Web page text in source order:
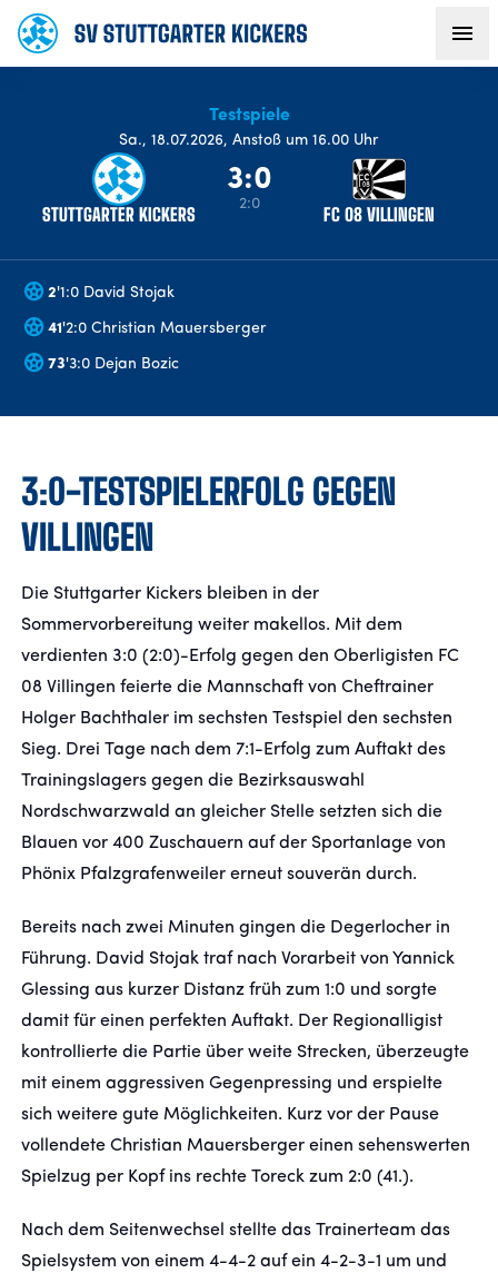
AKTUELLES
VEREIN
FANS
BUSINESS
TICKETS
KONTAKT
Präsentiert von
Testspiele
Sa., 18.07.2026, Anstoß um 16.00 Uhr
STUTTGARTER KICKERS
3:0
2:0 FC 08 VILLINGEN
2'1:0 David Stojak
41 '2:0 Christian Mauersberger
73'3:0 Dejan Bozic
3:0-TESTSPIELERFOLG GEGEN
VILLINGEN
Die Stuttgarter Kickers bleiben in der
Sommervorbereitung weiter makellos. Mit dem
verdienten 3:0 (2:0)-Erfolg gegen den Oberligisten FC
08 Villingen feierte die Mannschaft von Cheftrainer
Holger Bachthaler im sechsten Testspiel den sechsten
Sieg. Drei Tage nach dem 7:1-Erfolg zum Auftakt des
Trainingslagers gegen die Bezirksauswahl
Nordschwarzwald an gleicher Stelle setzten sich die
Blauen vor 400 Zuschauern auf der Sportanlage von
Phönix Pfalzgrafenweiler erneut souverän durch.
Bereits nach zwei Minuten gingen die Degerlocher in
Führung. David Stojak traf nach Vorarbeit von Yannick
Glessing aus kurzer Distanz früh zum 1:0 und sorgte
damit für einen perfekten Auftakt. Der Regionalligist
kontrollierte die Partie über weite Strecken, überzeugte
mit einem aggressiven Gegenpressing und erspielte
sich weitere gute Möglichkeiten. Kurz vor der Pause
vollendete Christian Mauersberger einen sehenswerten
Spielzug per Kopf ins rechte Toreck zum 2:0 (41.).
Nach dem Seitenwechsel stellte das Trainerteam das
Spielsystem von einem 4-4-2 auf ein 4-2-3-1 um und